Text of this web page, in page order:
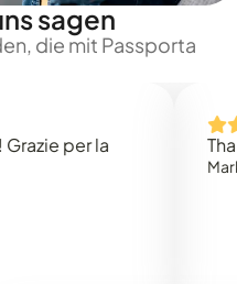
sagen
die mit Passporta
per la
Thank